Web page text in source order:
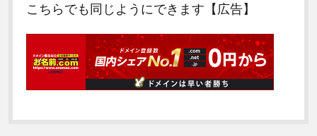
こちらでも同じようにできます【広告】